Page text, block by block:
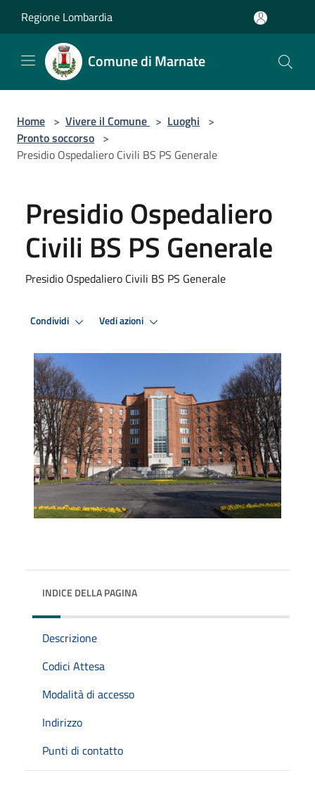
Regione Lombardia
Comune di Marnate
Home > Vivere il Comune > Luoghi >
Pronto soccorso >
Presidio Ospedaliero Civili BS PS Generale
Presidio Ospedaliero
Civili BS PS Generale
Presidio Ospedaliero Civili BS PS Generale
Condividi Vedi azioni
INDICE DELLA PAGINA
Descrizione
Codici Attesa
Modalità di accesso
Indirizzo
Punti di contatto